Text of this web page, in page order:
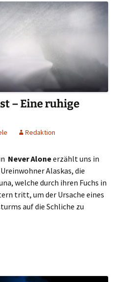
– Eine ruhige
Redaktion
Never Aloneerzählt uns in
Alaskas, die
welche durch ihren Fuchs in
tritt, um der Ursache eines
auf die Schliche zu
Alone im Test – Eine ruhige Reise